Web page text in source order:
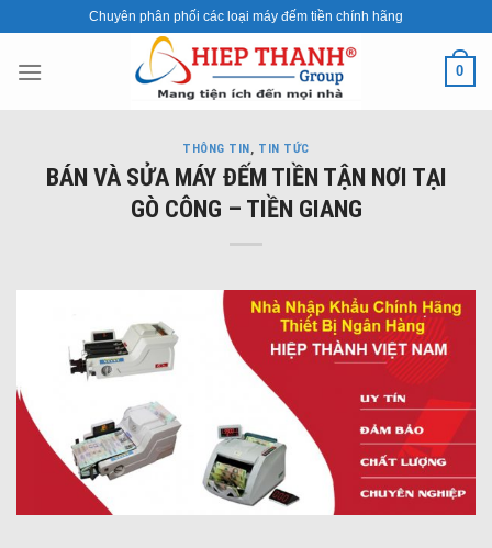
content
Chuyên phân phối các loại máy đếm tiền chính hãng
0
THÔNG TIN, TIN TỨC
BÁN VÀ SỬA MÁY ĐẾM TIỀN TẬN NƠI TẠI
GÒ CÔNG – TIỀN GIANG